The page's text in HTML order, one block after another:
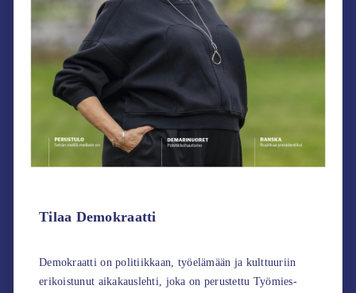
Tilaa Demokraatti
Demokraatti on politiikkaan, työelämään ja kulttuuriin
erikoistunut aikakauslehti, joka on perustettu Työmies-